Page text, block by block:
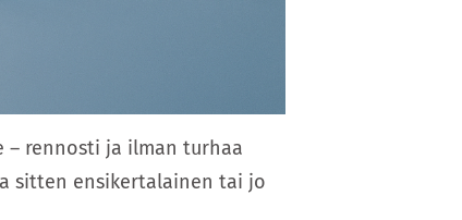
– rennosti ja ilman turhaa
sitten ensikertalainen tai jo